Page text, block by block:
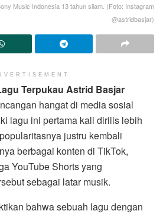
Music Indonesia 13 tahun silam. (Foto: Instagram
@astridbasjar)
Terpukau Astrid Basjar
hangat di media sosial
lagu ini pertama kali dirilis lebih
justru kembali
berbagai konten di TikTok,
YouTube Shorts yang
sebagai latar musik.
bahwa sebuah lagu dengan